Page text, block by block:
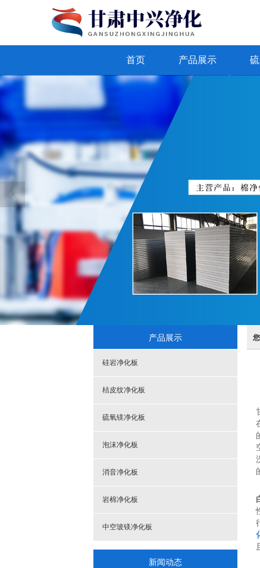
首页 产品展示
产品展示
硅岩净化板
桔皮纹净化板
硫氧镁净化板
泡沫净化板
消音净化板
岩棉净化板
中空玻镁净化板
新闻动态